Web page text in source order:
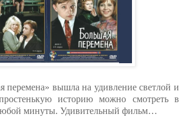
перемена» вышла на удивление светлой и
историю можно смотреть в
минуты. Удивительный фильм…